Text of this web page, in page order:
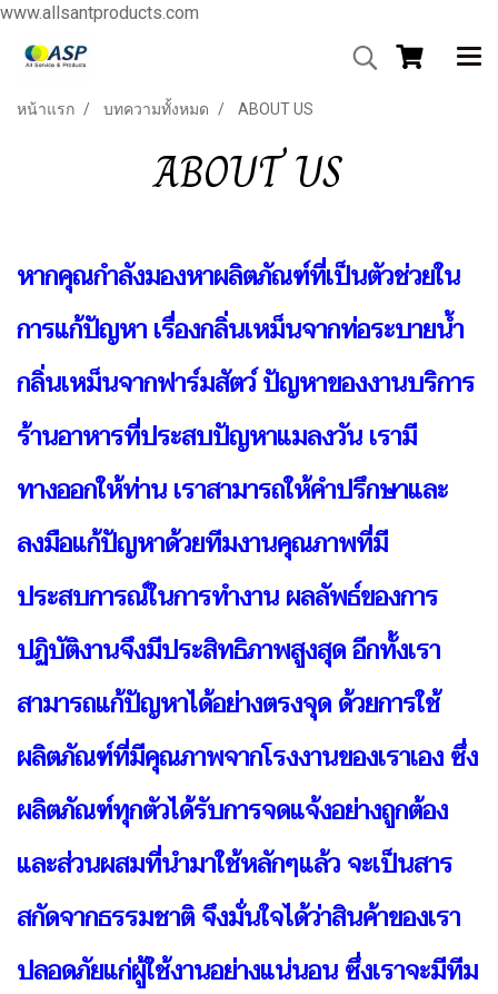
www.allsantproducts.com
หน้าแรก บทความทั้งหมด ABOUT US
ABOUT US
หากคุณกำลังมองหาผลิตภัณฑ์ที่เป็นตัวช่วยใน
การแก้ปัญหา เรื่องกลิ่นเหม็นจากท่อระบายน้ำ
กลิ่นเหม็นจากฟาร์มสัตว์ ปัญหาของงานบริการ
ร้านอาหารที่ประสบปัญหาแมลงวัน เรามี
ทางออกให้ท่าน เราสามารถให้คำปรึกษาและ
ลงมือแก้ปัญหาด้วยทีมงานคุณภาพที่มี
ประสบการณ์ในการทำงาน ผลลัพธ์ของการ
ปฏิบัติงานจึงมีประสิทธิภาพสูงสุด อีกทั้งเรา
สามารถแก้ปัญหาได้อย่างตรงจุด ด้วยการใช้
ผลิตภัณฑ์ที่มีคุณภาพจากโรงงานของเราเอง ซึ่ง
ผลิตภัณฑ์ทุกตัวได้รับการจดแจ้งอย่างถูกต้อง
และส่วนผสมที่นำมาใช้หลักๆแล้ว จะเป็นสาร
สกัดจากธรรมชาติ จึงมั่นใจได้ว่าสินค้าของเรา
ปลอดภัยแก่ผู้ใช้งานอย่างแน่นอน ซึ่งเราจะมีทีม